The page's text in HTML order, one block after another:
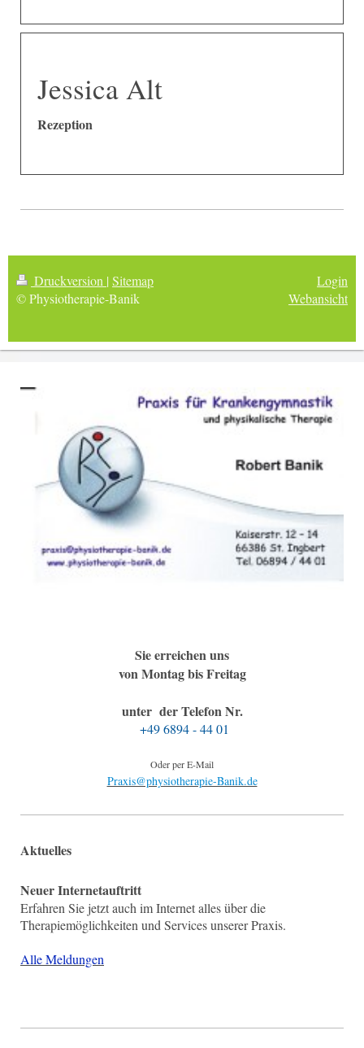
Jessica Alt
Rezeption
Druckversion | Sitemap
© Physiotherapie-Banik
Login
Webansicht
Sie erreichen uns
von Montag bis Freitag
unter der Telefon Nr.
+49 6894 - 44 01
Oder per E-Mail
Praxis@physiotherapie-Banik.de
Aktuelles
Neuer Internetauftritt
Erfahren Sie jetzt auch im Internet alles über die
Therapiemöglichkeiten und Services unserer Praxis.
Alle Meldungen